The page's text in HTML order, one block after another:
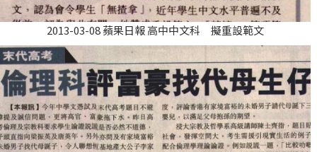
2013-03-08 蘋果日報 高中中文科 擬重設範文